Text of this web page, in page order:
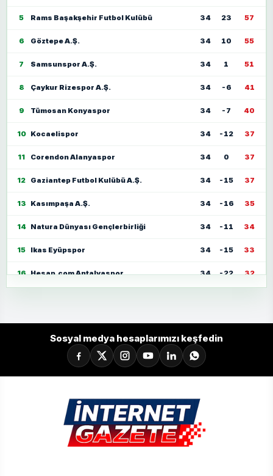
5 Rams Başakşehir Futbol Kulübü 34 23 57
6 Göztepe A.Ş. 34 10 55
7 Samsunspor A.Ş. 34 1 51
8 Çaykur Rizespor A.Ş. 34 -6 41
9 Tümosan Konyaspor 34 -7 40
10 Kocaelispor 34 -12 37
11 Corendon Alanyaspor 34 0 37
12 Gaziantep Futbol Kulübü A.Ş. 34 -15 37
13 Kasımpaşa A.Ş. 34 -16 35
14 Natura Dünyası Gençlerbirliği 34 -11 34
15 Ikas Eyüpspor 34 -15 33
16 Hesap.com Antalyaspor 34 -22 32
Sosyal medya hesaplarımızı keşfedin